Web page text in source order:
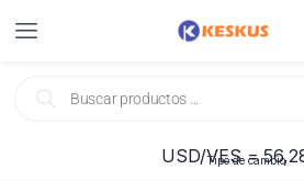
Tipo de cambio
USD/VES =